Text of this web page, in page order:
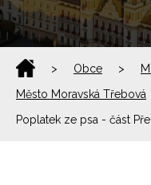
> Obce >
Město Moravská Třebová
Poplatek ze psa - část